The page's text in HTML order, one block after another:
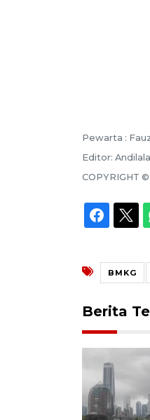
Pewarta :
Editor: Andilala
COPYRIGHT ©
BMKG
Berita